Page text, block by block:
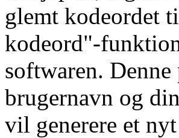
glemt kodeordet
kodeord"-
softwaren.
brugernavn og
vil generere et